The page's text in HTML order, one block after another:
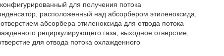
для получения потока
расположенный над абсорбером этиленоксида,
абсорбера этиленоксида для отвода потока
рециркулирующего газа, выходное отверстие,
для отвода потока охлажденного